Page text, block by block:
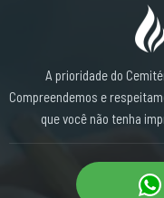
A prioridade do
Compreendemos e
que você não tenha